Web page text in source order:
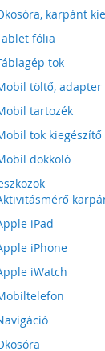
karpánt
fólia
tok
töltő, adapter
tartozék
tok kiegészítő
dokkoló
iPad
iPhone
iWatch